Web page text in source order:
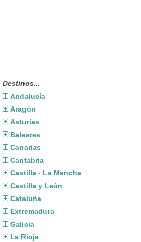
Destinos...
Andalucía
Aragón
Asturias
Baleares
Canarias
Cantabria
Castilla - La Mancha
Castilla y León
Cataluña
Extremadura
Galicia
La Rioja